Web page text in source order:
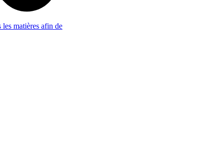
matières afin de